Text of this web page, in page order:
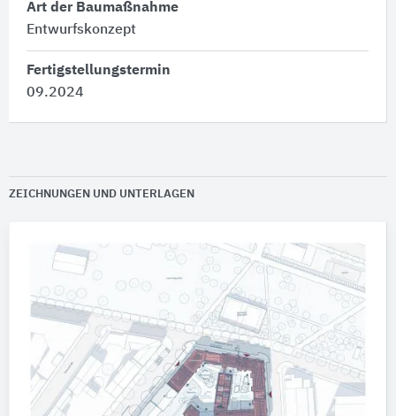
Art der Baumaßnahme
Entwurfskonzept
Fertigstellungstermin
09.2024
ZEICHNUNGEN UND UNTERLAGEN